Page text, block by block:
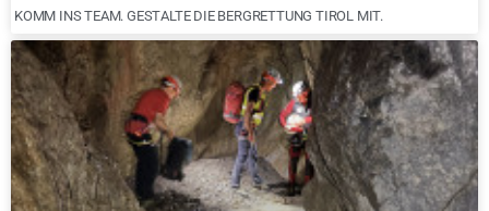
KOMM INS TEAM. GESTALTE DIE BERGRETTUNG TIROL MIT.